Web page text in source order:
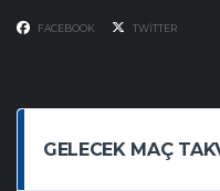
FACEBOOK TWITTER
GELECEK MAÇ